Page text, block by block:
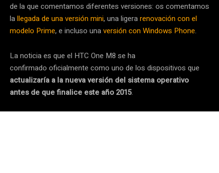
de la que comentamos diferentes versiones: os comentamos
lallegada de una versión mini, una ligerarenovación con el
modelo Prime, e incluso unaversión con Windows Phone.
La noticia es que el HTC One M8 se ha
confirmado oficialmente como uno de los dispositivos que
actualizaría a la nueva versión del sistema operativo
antes de que finalice este año 2015.